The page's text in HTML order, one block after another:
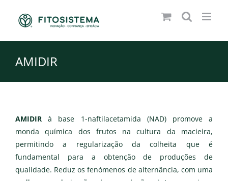
AMIDIR
AMIDIRà base 1-naftilacetamida (NAD) promove a
monda química dos frutos na cultura da macieira,
permitindo a regularização da colheita que é
fundamental para a obtenção de produções de
qualidade. Reduz os fenómenos de alternância, com uma